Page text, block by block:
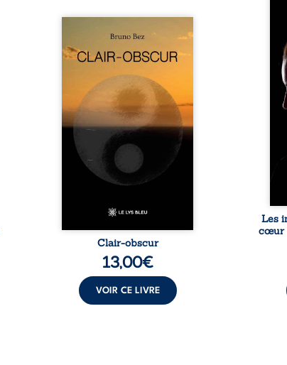
Composé en alexandrins, Clair-
obscur aborde la spiritualité,
les relations humaines, la
partir d’expériences
personnelles. Entre clarté et
obscurité, les poèmes
traduisent les observations et
les ressentis façonnés au fil
d’une vie. Ils portent un regard
sensible sur l’existence et le
monde contemporain, invitant
chacun à questionner ses ...
Clair-obscur
13,00€
VOIR CE LIVRE
Qui
le
Les
cœur